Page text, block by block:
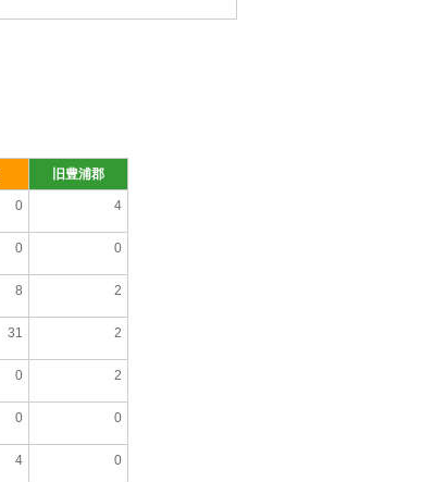
旧豊浦郡
0 4
0 0
8 2
31 2
0 2
0 0
4 0